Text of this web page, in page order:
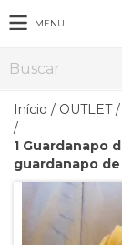
MENU
Início / OUTLET /
/
1 Guardanapo
guardanapo